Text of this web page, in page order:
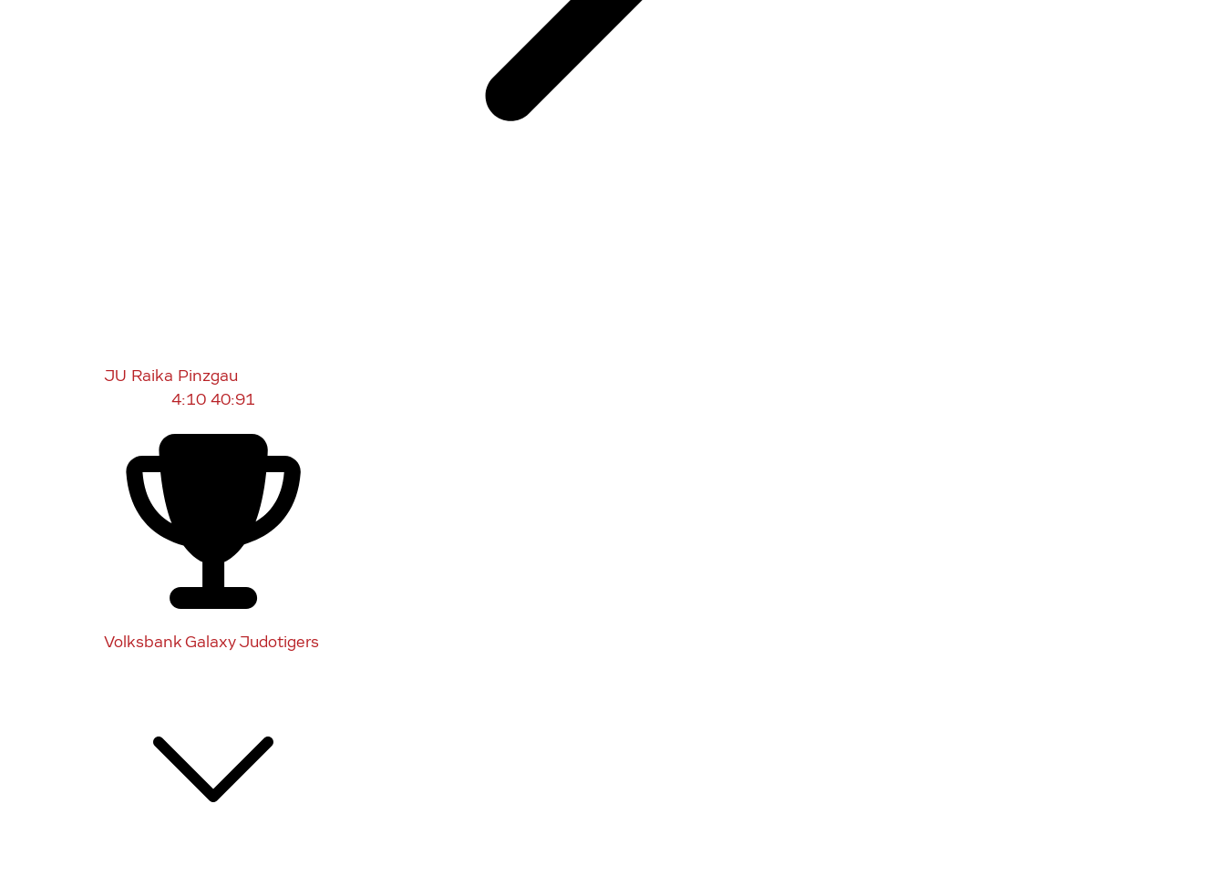
JU Raika Pinzgau
4:10 40:91
Volksbank Galaxy Judotigers